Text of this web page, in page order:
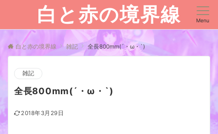
白と赤の境界線 Menu
白と赤の境界線 雑記 全長800mm(´・ω・`)
雑記
全長800mm(´・ω・`)
2018年3月29日